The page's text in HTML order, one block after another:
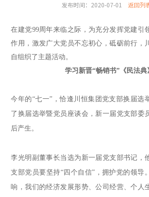
发布时间：2020-07-01 返回列
在建党99周年来临之际，为充分发挥党建引
作用 ，激发广大党员不忘初心，砥砺前行 ，
自组织了主题活动。
学习新晋“畅销书”《民法典
今年的“七一” ，恰逢川恒集团党支部换届选
了换届选举暨党员座谈会 ， 新一届党支部委
后产生。
李光明副董事长当选为 新一届党支部书记 ，
支部党员要坚持“四个自信” ，拥护党的领导
响，我们的经济发展形势、公司经营、个人